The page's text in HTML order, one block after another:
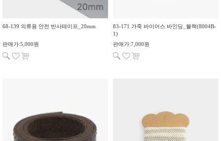
68-139 의류용 안전 반사테이프_20mm
판매가:5,000원
83-171 가죽 바이어스 바인딩_블랙(8004B-
1)
판매가:7,000원